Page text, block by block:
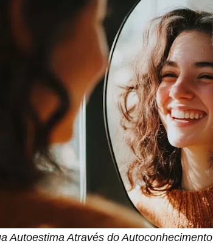
Autoestima Através do Autoconhecimento